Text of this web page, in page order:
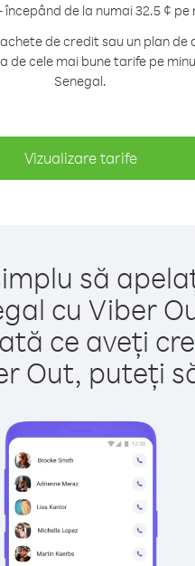
începând de la numai 32.5 ¢ pe
de credit sau un plan de
de cele mai bune tarife pe
Senegal.
Vizualizare tarife
să
cu Viber
ce aveți
Out, puteți